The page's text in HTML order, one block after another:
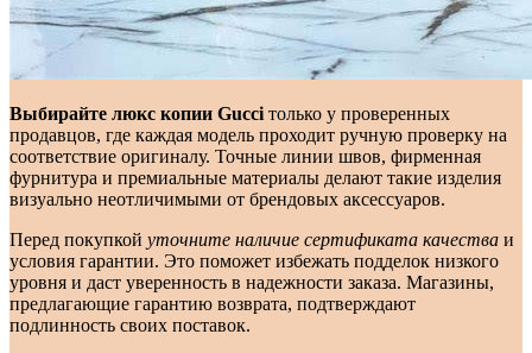
Выбирайте люкс копии Gucci только у проверенных
продавцов, где каждая модель проходит ручную проверку на
соответствие оригиналу. Точные линии швов, фирменная
фурнитура и премиальные материалы делают такие изделия
визуально неотличимыми от брендовых аксессуаров.
Перед покупкой уточните наличие сертификата качества и
условия гарантии. Это поможет избежать подделок низкого
уровня и даст уверенность в надежности заказа. Магазины,
предлагающие гарантию возврата, подтверждают
подлинность своих поставок.